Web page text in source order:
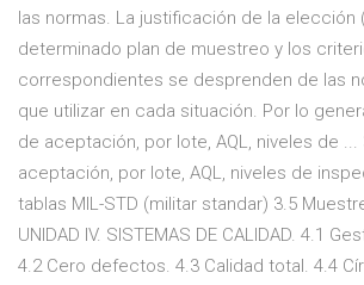
las normas. La justificación de la elección
determinado plan de muestreo y los
correspondientes se desprenden de las
que utilizar en cada situación. Por lo
de aceptación, por lote, AQL, niveles de
aceptación, por lote, AQL, niveles de
tablas MIL-STD (militar standar) 3.5
UNIDAD IV. SISTEMAS DE CALIDAD. 4.1
4.2 Cero defectos. 4.3 Calidad total. 4.4